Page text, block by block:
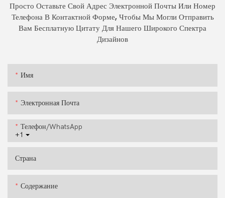
Просто Оставьте Свой Адрес Электронной Почты Или Номер
Телефона В Контактной Форме, Чтобы Мы Могли Отправить
Вам Бесплатную Цитату Для Нашего Широкого Спектра
Дизайнов
Имя
Электронная Почта
+1
Телефон/WhatsApp
Страна
Содержание